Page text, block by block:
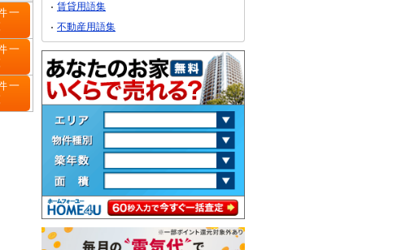
一
一
一
賃貸用語集
不動産用語集